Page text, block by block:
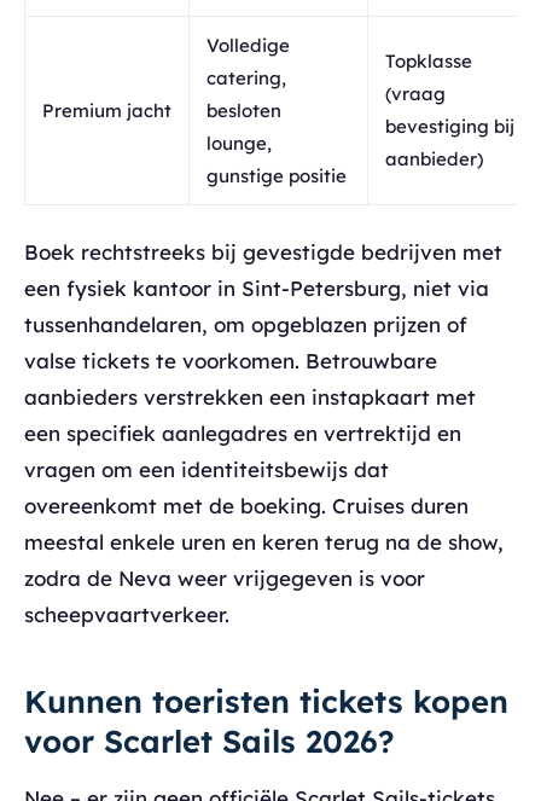
Premium jacht
Volledige
catering,
besloten
lounge,
gunstige positie
Topklasse
(vraag
bevestiging bij
aanbieder)
Boek rechtstreeks bij gevestigde bedrijven met
een fysiek kantoor in Sint-Petersburg, niet via
tussenhandelaren, om opgeblazen prijzen of
valse tickets te voorkomen. Betrouwbare
aanbieders verstrekken een instapkaart met
een specifiek aanlegadres en vertrektijd en
vragen om een identiteitsbewijs dat
overeenkomt met de boeking. Cruises duren
meestal enkele uren en keren terug na de show,
zodra de Neva weer vrijgegeven is voor
scheepvaartverkeer.
Kunnen toeristen tickets kopen
voor Scarlet Sails 2026?